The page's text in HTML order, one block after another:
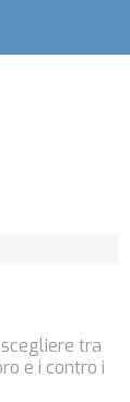
tra
e i contro i